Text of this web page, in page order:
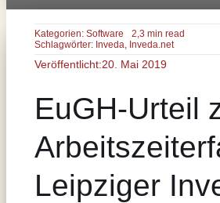
Kategorien: Software
2,3 min read
Schlagwörter: Inveda Inveda.net
Veröffentlicht:20. Mai 2019
EuGH-Urteil
Leipziger